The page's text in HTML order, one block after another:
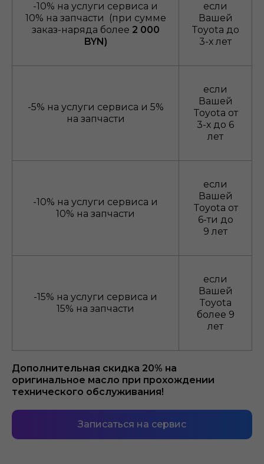
-10% на услуги сервиса и
10% на запчасти (при сумме
заказ-наряда более 2 000
BYN)
если
Вашей
Toyota до
3-х лет
-5% на услуги сервиса и 5%
на запчасти
если
Вашей
Toyota от
3-х до 6
лет
-10% на услуги сервиса и
10% на запчасти
если
Вашей
Toyota от
6-ти до
9 лет
-15% на услуги сервиса и
15% на запчасти
если
Вашей
Toyota
более 9
лет
Дополнительная скидка 20% на
оригинальное масло при прохождении
технического обслуживания!
Записаться на сервис